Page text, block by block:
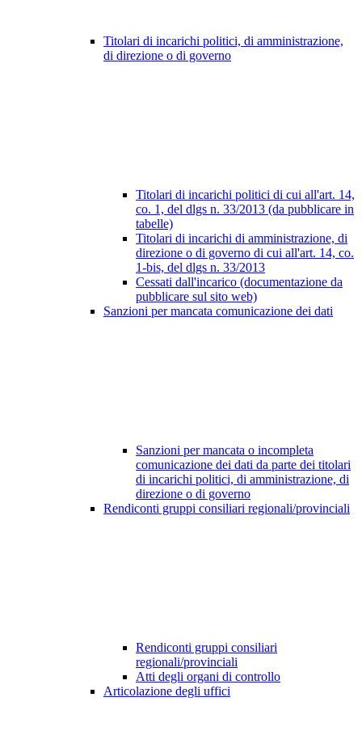
Titolari di incarichi politici, di amministrazione,
di direzione o di governo
Titolari di incarichi politici di cui all'art. 14,
co. 1, del dlgs n. 33/2013 (da pubblicare in
tabelle)
Titolari di incarichi di amministrazione, di
direzione o di governo di cui all'art. 14, co.
1-bis, del dlgs n. 33/2013
Cessati dall'incarico (documentazione da
pubblicare sul sito web)
Sanzioni per mancata comunicazione dei dati
Sanzioni per mancata o incompleta
comunicazione dei dati da parte dei titolari
di incarichi politici, di amministrazione, di
direzione o di governo
Rendiconti gruppi consiliari regionali/provinciali
Rendiconti gruppi consiliari
regionali/provinciali
Atti degli organi di controllo
Articolazione degli uffici